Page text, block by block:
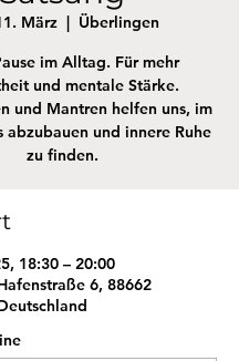
März
  |
Überlingen
im Alltag. Für mehr
und mentale Stärke.
und Mantren helfen uns, im
abzubauen und innere Ruhe
zu finden.
18:30 – 20:00
6, 88662